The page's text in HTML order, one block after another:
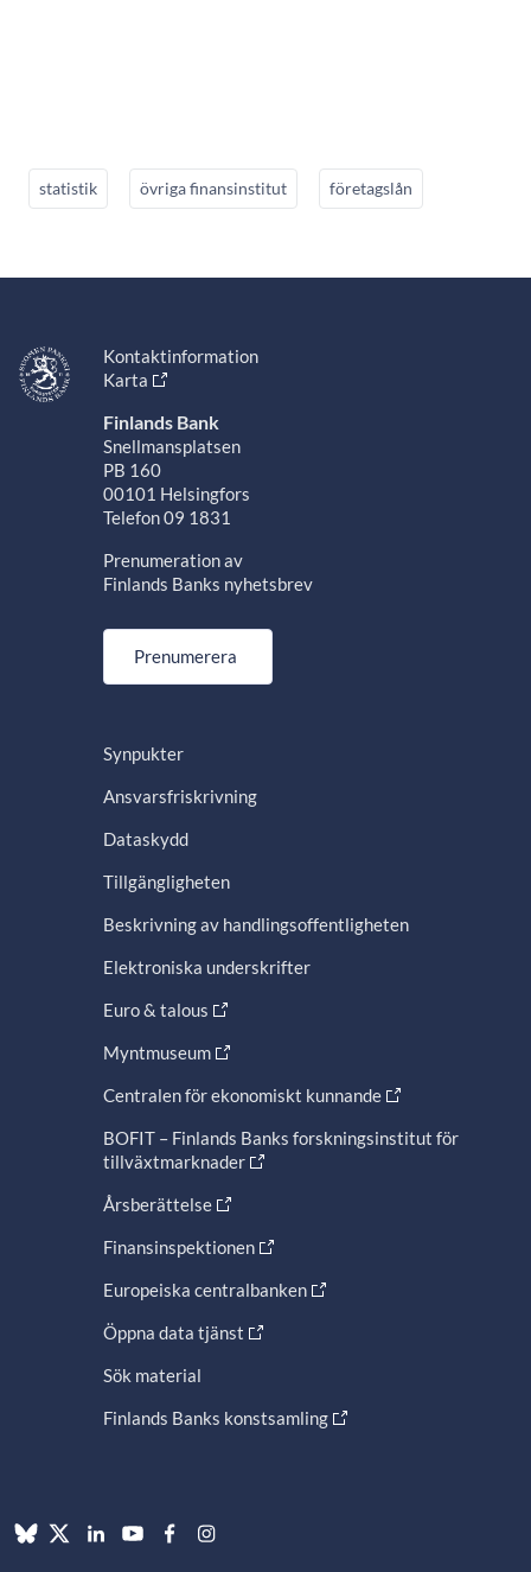
statistik övriga finansinstitut företagslån
Kontaktinformation
Karta
Finlands Bank
Snellmansplatsen
PB 160
00101 Helsingfors
Telefon 09 1831
Prenumeration av
Finlands Banks nyhetsbrev
Prenumerera
Synpukter
Ansvarsfriskrivning
Dataskydd
Tillgängligheten
Beskrivning av handlingsoffentligheten
Elektroniska underskrifter
Euro & talous
Myntmuseum
Centralen för ekonomiskt kunnande
BOFIT – Finlands Banks forskningsinstitut för
tillväxtmarknader
Årsberättelse
Finansinspektionen
Europeiska centralbanken
Öppna data tjänst
Sök material
Finlands Banks konstsamling